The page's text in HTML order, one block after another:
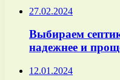
27.02.2024
Выбираем
надежнее и
12.01.2024